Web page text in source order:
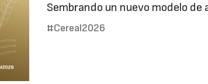
Sembrando un nuevo modelo de
#Cereal2026